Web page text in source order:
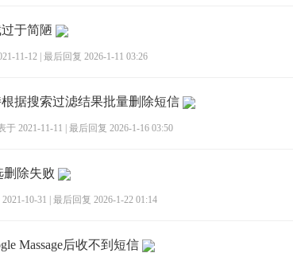
于简陋
11-12 最后回复 2026-1-11 03:26
据搜索过滤结果批量删除短信
于 2021-11-11 最后回复 2026-1-16 03:50
删除失败
10-31 最后回复 2026-1-22 01:14
Massage后收不到短信